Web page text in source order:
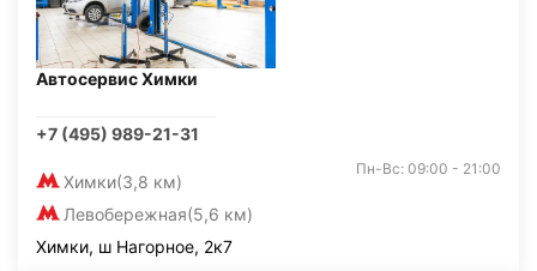
Автосервис Химки
+7 (495) 989-21-31
Химки(3,8 км)
Левобережная(5,6 км)
Пн-Вс: 09:00 - 21:00
Химки, ш Нагорное, 2к7